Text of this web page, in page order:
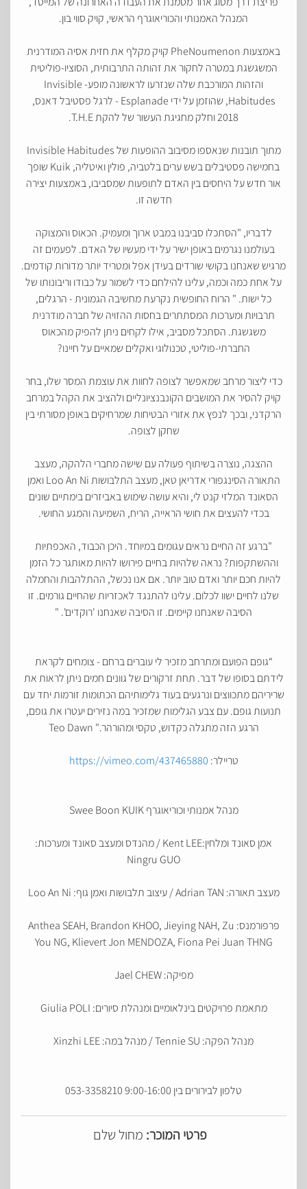
המנהל האמנותי והכוריאוגרף הראשי, קויק סווי בון.
באמצעות PheNoumenon קויק מקלף את חזית אסיה המודרנית
המשגשגת במטרה לחקור את זהותה התרבותית, הסוציו-פוליטית
והזהות המורכבת שלה שנזרעו לראשונה מופע- Invisible
Habitudes, שהוזמן על ידי Esplanade - לרגל פסטיבל דאנס,
2018 וחלק מחגיגת העשור של להקת T.H.E.
מתוך תובנות שנאספו מסיבוב ההופעות של Invisible Habitudes
בחמישה פסטיבלים בשש ערים בלטביה, פולין ואיטליה, Kuik שופך
אור חדש על היחסים בין האדם לתופעות שמסביבו, באמצעות יצירה
חדשה זו.
לדבריו, "הסתכלו סביבנו במבט ארוך ומעמיק. הכאוס והמצוקה
בעולמנו נגרמים באופן ישיר על ידי מעשיו של האדם. לפעמים זה
מרגיש שאנחנו בקושי שורדים בעידן אפל ומטריד יותר מדורות קודמים.
על אחת כמה וכמה, עלינו להילחם כדי לשמור על כבודו וריבונותו של
כל ישות. " הרוח החופשית נקרעת מחשיבה הגמונית - הרגלים,
תרבויות ומערכות המסתתרים בחסות ההזויה של חברה מודרנית
משגשגת. הסתכל מסביב, אילו לקחים ניתן להפיק מהכאוס
החברתי-פוליטי, טכנולוגי ואקלים שמאיים על חיינו?
כדי ליצור מרחב שמאפשר לצופה לחוות את עוצמת המסר שלו, בחר
קויק להסיר את המושבים הקונבנציונליים ולהציב את הקהל במרחב
הרקדני, ובכך לנפץ את אזורי הבטיחות שמרחיקים באופן מסורתי בין
שחקן לצופה.
ההצגה, נוצרה בשיתוף פעולה עם שישה מחברי הלהקה, מעצב
התאורה הסינגפורי אדריאן טאן, מעצב התלבושות Loo An Ni ואמן
הסאונד המלזי קנט לי, והיא עושה שימוש באביזרים בימתיים שונים
בכדי להעצים את חושי הראייה, הריח, השמיעה והמגע החושי.
"ברגע זה החיים נראים עגומים במיוחד. היכן הכבוד, האכפתיות
וההשתקפות? נראה שלהיות בחיים פירושו להיות מאותגר כל הזמן
להיות חכם יותר ואדם טוב יותר. אם אנו נכשל, ההתלהבות והחמלה
שלנו לחיים ישוו לכלום. עלינו להתנגד לאכזריות שהחיים גורמים. זו
הסיבה שאנחנו קיימים. זו הסיבה שאנחנו 'רוקדים'. "
“גופם הפועם ומתרחב מזכיר לי עוברים ברחם - צומחים לקראת
לידתם בסופו של דבר. תחת זרקורים של גוונים חמים ניתן לראות את
שריריהם מתכווצים ונרגעים בעוד גלימותיהם הכתומות זורמות יחד עם
תנועות גופם. עם צבע הגלימות שמזכיר במה נזירים יעטרו את גופם,
הרגע הזה מתגלה כקדוש, טקסי ומהורהר." Teo Dawn
טריילר: https://vimeo.com/437465880
מנהל אמנותי וכוריאוגרף Swee Boon KUIK
אמן סאונד ומלחין:Kent LEE / מהנדס ומעצב סאונד ומערכות:
Ningru GUO
מעצב תאורה: Adrian TAN / עיצוב תלבושות ואמן גוף: Loo An Ni
פרפורמנס: Anthea SEAH, Brandon KHOO, Jieying NAH, Zu
You NG, Klievert Jon MENDOZA, Fiona Pei Juan THNG
מפיקה: Jael CHEW
מתאמת פרויקטים בינלאומיים ומנהלת סיורים: Giulia POLI
מנהל הפקה: Tennie SU / מנהל במה: Xinzhi LEE
טלפון לבירורים בין 9:00-16:00 053-3358210
פרטי המוכר: מחול שלם